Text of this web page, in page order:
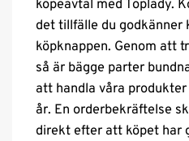
köpeavtal med Toplady.
det tillfälle du godkänner
köpknappen. Genom att
så är bägge parter
att handla våra
år. En orderbekräftelse
direkt efter att köpet har